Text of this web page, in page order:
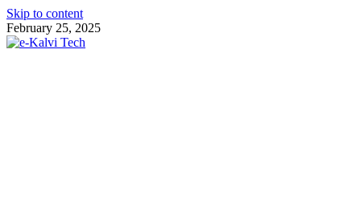
Skip to content
February 25, 2025